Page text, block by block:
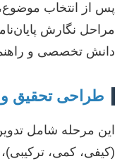
پس از انتخاب
مراحل نگارش
دانش تخصصی و
طراحی تحقیق
این مرحله شامل
(کیفی، کمی،